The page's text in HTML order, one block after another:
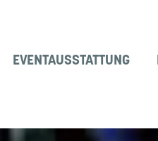
EVENTAUSSTATTUNG